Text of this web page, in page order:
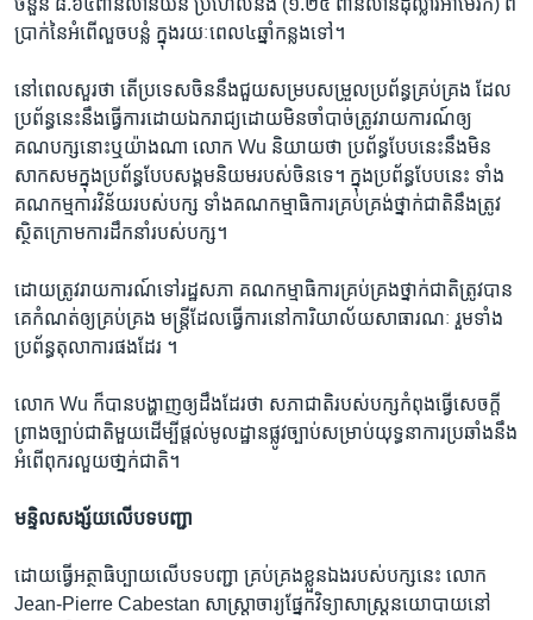
ប្រាក់​នៃ​អំពើលួចបន្លំ ក្នុង​រយៈ​ពេល​៤​ឆ្នាំ​កន្លង​ទៅ។
នៅ​ពេល​សួរ​ថា​ តើ​ប្រទេស​ចិន​នឹង​ជួយ​សម្រប​សម្រួល​ប្រព័ន្ធ​គ្រប់គ្រង​ ដែល​
ប្រព័ន្ធ​នេះ​នឹងធ្វើ​ការដោយ​ឯករាជ្យ​ដោយ​មិន​ចាំបាច់ត្រូវរាយការណ៍​ឲ្យ​
គណបក្ស​នោះ​ឬ​យ៉ាងណា​ លោក​ Wu និយាយ​ថា​ ប្រព័ន្ធ​បែប​នេះ​នឹង​មិន​
សាក​សម​ក្នុង​ប្រព័ន្ធ​បែប​សង្គម​និយម​របស់​ចិន​ទេ។ ក្នុង​ប្រព័ន្ធ​បែបនេះ ​ទាំង​
គណកម្មការ​វិន័យ​របស់​បក្ស​ ទាំងគណកម្មាធិការ​គ្រប់​គ្រង់​ថ្នាក់​ជាតិនឹងត្រូវ​
ស្ថិត​ក្រោម​ការ​ដឹកនាំ​របស់​បក្ស។
ដោយត្រូវរាយការណ៍​ទៅ​រដ្ឋសភា​ គណកម្មាធិការ​គ្រប់​គ្រង​ថ្នាក់​ជាតិត្រូវ​បាន​
គេ​កំណត់​ឲ្យ​គ្រប់​គ្រង​ មន្ត្រី​ដែល​ធ្វើ​ការ​នៅ​ការិយាល័យ​សាធារណៈ​ រួម​ទាំង
ប្រព័ន្ធ​តុលាការ​ផង​ដែរ​ ។
លោក Wu ក៏​បានបង្ហាញឲ្យ​ដឹង​ដែរ​ថា​ សភា​ជាតិ​របស់​បក្ស​កំពុង​ធ្វើ​សេចក្តី​
ព្រាង​ច្បាប់​ជាតិ​មួយ​ដើម្បី​ផ្តល់មូលដ្ឋាន​ផ្លូវ​ច្បាប់​សម្រាប់​យុទ្ធនាការ​ប្រឆាំង​នឹង​
អំពើ​ពុករលួយ​ថា្នក់​ជាតិ។
មន្ទិល​សង្ស័យលើបទ​បញ្ជា
ដោយ​ធ្វើ​អត្ថាធិប្បាយ​លើ​បទ​បញ្ជា​ ​គ្រប់​គ្រង​ខ្លួន​ឯង​របស់​បក្ស​នេះ​ លោក​
Jean-Pierre Cabestan សាស្ត្រាចារ្យ​ផ្នែក​វិទ្យា​សាស្ត្រ​នយោបាយ​នៅ​